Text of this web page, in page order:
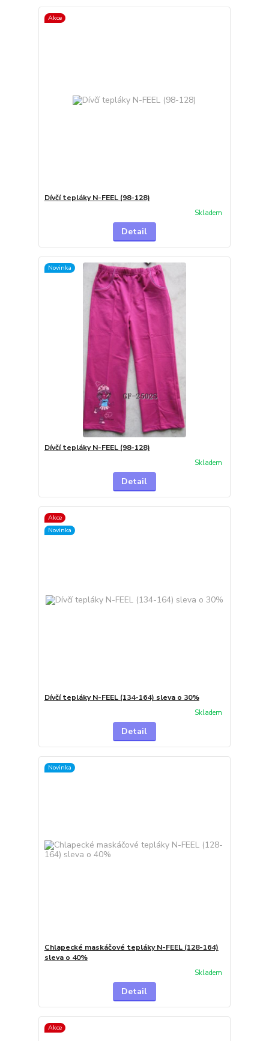
Akce
Dívčí tepláky N-FEEL (98-128)
Skladem
Detail
Novinka
Dívčí tepláky N-FEEL (98-128)
Skladem
Detail
Akce
Novinka
Dívčí tepláky N-FEEL (134-164) sleva o 30%
Skladem
Detail
Novinka
Chlapecké maskáčové tepláky N-FEEL (128-164)
sleva o 40%
Skladem
Detail
Akce